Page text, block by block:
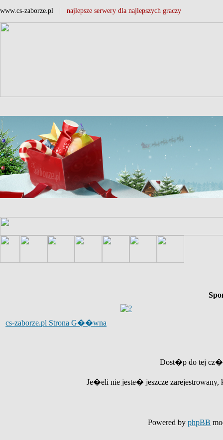
www.cs-zaborze.pl | najlepsze serwery dla najlepszych graczy
cs-zaborze.pl Strona G��wna
Dost�p do tej
Je�eli nie jeste� jeszcze
Powered by phpBB